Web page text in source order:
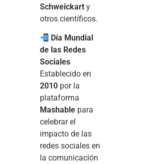
Schweickart y
otros científicos.
Día Mundial
de las Redes
Sociales
Establecido en
2010 por la
plataforma
Mashable para
celebrar el
impacto de las
redes sociales en
la comunicación